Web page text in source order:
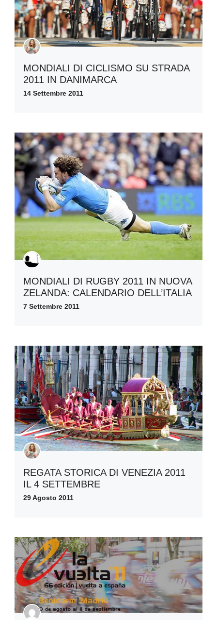
MONDIALI DI CICLISMO SU STRADA
2011 IN DANIMARCA
14 Settembre 2011
MONDIALI DI RUGBY 2011 IN NUOVA
ZELANDA: CALENDARIO DELL’ITALIA
7 Settembre 2011
REGATA STORICA DI VENEZIA 2011
IL 4 SETTEMBRE
29 Agosto 2011